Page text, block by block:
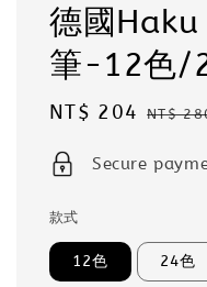
德國
筆-12色/
Sale
NT$ 204 NT$
Secure
款式
12色 24色